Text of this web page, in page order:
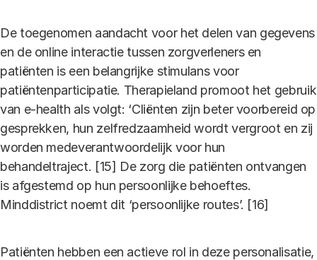
De toegenomen aandacht voor het delen van gegevens
en de online interactie tussen zorgverleners en
patiënten is een belangrijke stimulans voor
patiëntenparticipatie. Therapieland promoot het gebruik
van e-health als volgt: ‘Cliënten zijn beter voorbereid op
gesprekken, hun zelfredzaamheid wordt vergroot en zij
worden medeverantwoordelijk voor hun
behandeltraject. [15] De zorg die patiënten ontvangen
is afgestemd op hun persoonlijke behoeftes.
Minddistrict noemt dit ‘persoonlijke routes’. [16]
Patiënten hebben een actieve rol in deze personalisatie,